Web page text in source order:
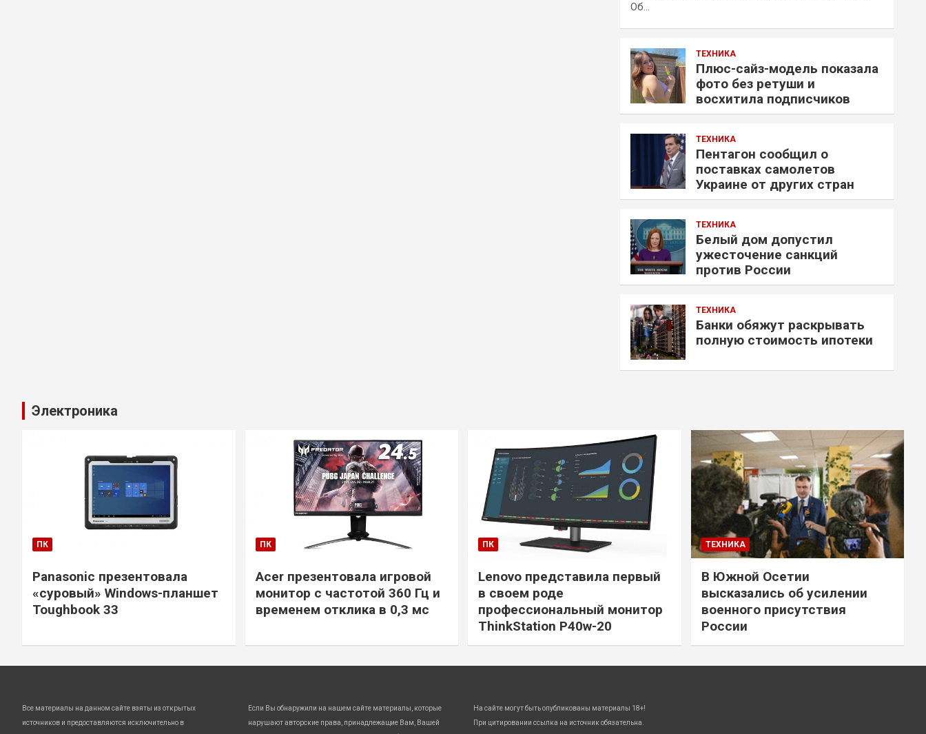
Об…
ТЕХНИКА
Плюс-сайз-модель показала
фото без ретуши и
восхитила подписчиков
ТЕХНИКА
Пентагон сообщил о
поставках самолетов
Украине от других стран
ТЕХНИКА
Белый дом допустил
ужесточение санкций
против России
ТЕХНИКА
Банки обяжут раскрывать
полную стоимость ипотеки
Электроника
ПК
Panasonic презентовала
«суровый» Windows-планшет
Toughbook 33
ПК
Acer презентовала игровой
монитор с частотой 360 Гц и
временем отклика в 0,3 мс
ПК
Lenovo представила первый
в своем роде
профессиональный монитор
ThinkStation P40w-20
ТЕХНИКА
В Южной Осетии
высказались об усилении
военного присутствия
России
Все материалы на данном сайте взяты из открытых
источников и предоставляются исключительно в
Если Вы обнаружили на нашем сайте материалы, которые
нарушают авторские права, принадлежащие Вам, Вашей
На сайте могут быть опубликованы материалы 18+!
При цитировании ссылка на источник обязательна.